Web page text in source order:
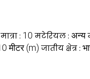
: 10 मटेरियल : अन्य
मीटर (m) जातीय क्षेत्र :